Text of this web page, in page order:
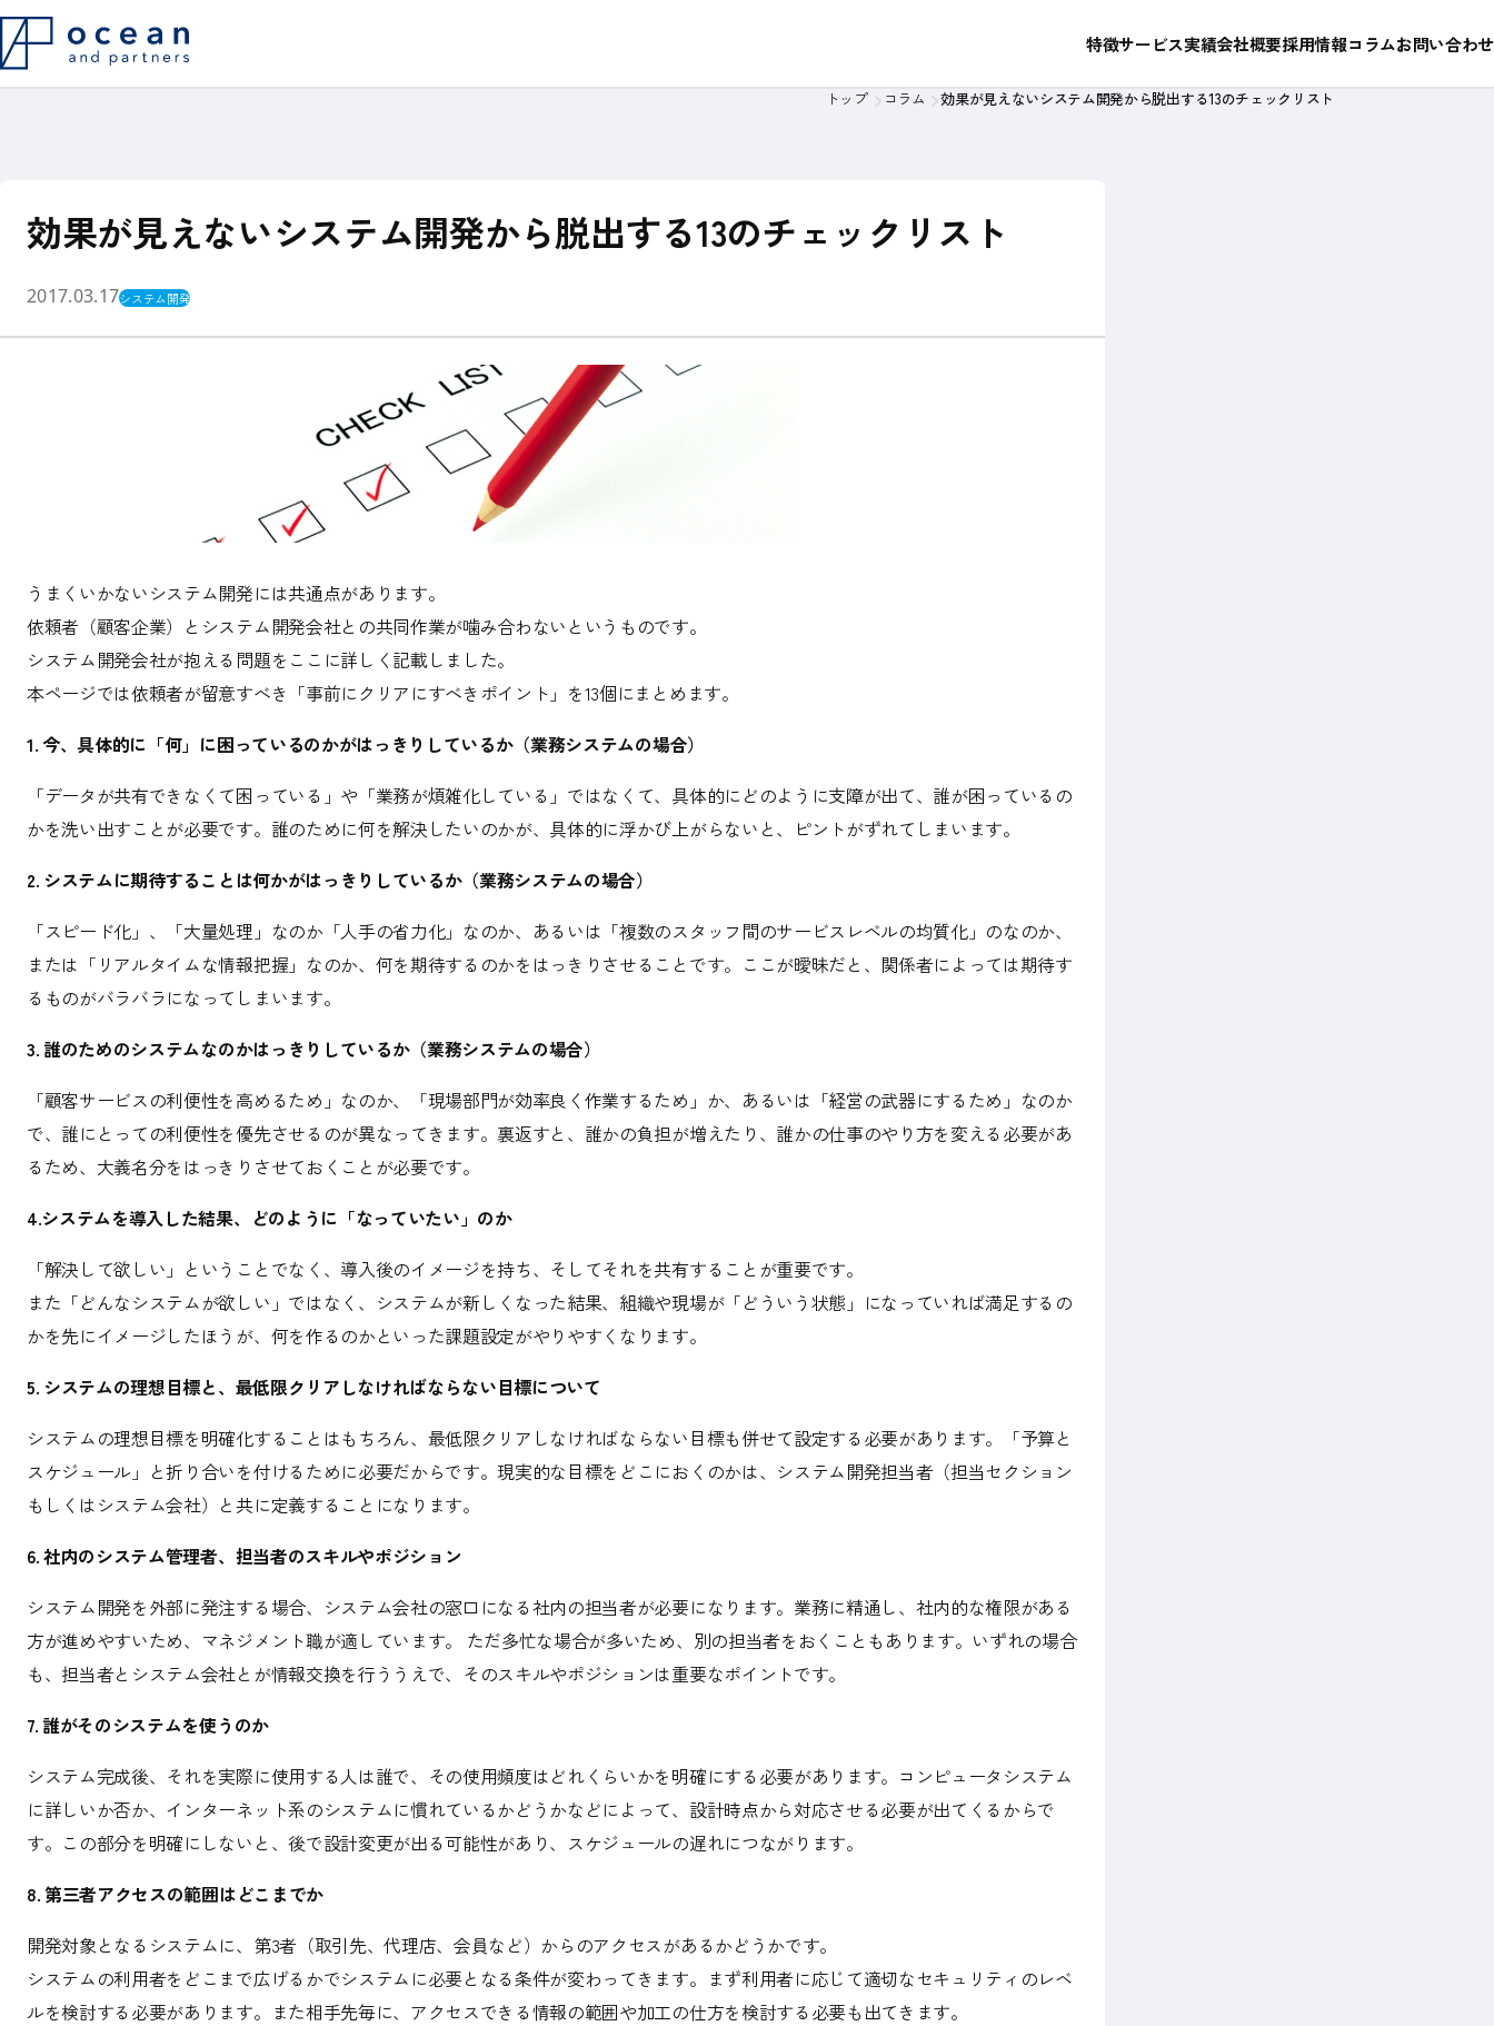
特徴サービス実績会社概要採用情報コラムお問い合わせ
このようなシーンで 私たちが選ばれ続けている理由
他社との違い
よくある20のご相談
システム内製化支援 よくある質問 料金の考え方
トップ コラム 効果が見えないシステム開発から脱出する13のチェックリスト
効果が見えないシステム開発から脱出する13のチェックリスト
2017.03.17システム開発
うまくいかないシステム開発には共通点があります。
依頼者（顧客企業）とシステム開発会社との共同作業が噛み合わないというものです。
システム開発会社が抱える問題をここに詳しく記載しました。
本ページでは依頼者が留意すべき「事前にクリアにすべきポイント」を13個にまとめます。
1. 今、具体的に「何」に困っているのかがはっきりしているか（業務システムの場合）
「データが共有できなくて困っている」や「業務が煩雑化している」ではなくて、具体的にどのように支障が出て、誰が困っているの
かを洗い出すことが必要です。誰のために何を解決したいのかが、具体的に浮かび上がらないと、ピントがずれてしまいます。
2. システムに期待することは何かがはっきりしているか（業務システムの場合）
「スピード化」、「大量処理」なのか「人手の省力化」なのか、あるいは「複数のスタッフ間のサービスレベルの均質化」のなのか、
または「リアルタイムな情報把握」なのか、何を期待するのかをはっきりさせることです。ここが曖昧だと、関係者によっては期待す
るものがバラバラになってしまいます。
3. 誰のためのシステムなのかはっきりしているか（業務システムの場合）
「顧客サービスの利便性を高めるため」なのか、「現場部門が効率良く作業するため」か、あるいは「経営の武器にするため」なのか
で、誰にとっての利便性を優先させるのが異なってきます。裏返すと、誰かの負担が増えたり、誰かの仕事のやり方を変える必要があ
るため、大義名分をはっきりさせておくことが必要です。
4.システムを導入した結果、どのように「なっていたい」のか
「解決して欲しい」ということでなく、導入後のイメージを持ち、そしてそれを共有することが重要です。
また「どんなシステムが欲しい」ではなく、システムが新しくなった結果、組織や現場が「どういう状態」になっていれば満足するの
かを先にイメージしたほうが、何を作るのかといった課題設定がやりやすくなります。
5. システムの理想目標と、最低限クリアしなければならない目標について
システムの理想目標を明確化することはもちろん、最低限クリアしなければならない目標も併せて設定する必要があります。「予算と
スケジュール」と折り合いを付けるために必要だからです。現実的な目標をどこにおくのかは、システム開発担当者（担当セクション
もしくはシステム会社）と共に定義することになります。
6. 社内のシステム管理者、担当者のスキルやポジション
システム開発を外部に発注する場合、システム会社の窓口になる社内の担当者が必要になります。業務に精通し、社内的な権限がある
方が進めやすいため、マネジメント職が適しています。 ただ多忙な場合が多いため、別の担当者をおくこともあります。いずれの場合
も、担当者とシステム会社とが情報交換を行ううえで、そのスキルやポジションは重要なポイントです。
7. 誰がそのシステムを使うのか
システム完成後、それを実際に使用する人は誰で、その使用頻度はどれくらいかを明確にする必要があります。コンピュータシステム
に詳しいか否か、インターネット系のシステムに慣れているかどうかなどによって、設計時点から対応させる必要が出てくるからで
す。この部分を明確にしないと、後で設計変更が出る可能性があり、スケジュールの遅れにつながります。
8. 第三者アクセスの範囲はどこまでか
開発対象となるシステムに、第3者（取引先、代理店、会員など）からのアクセスがあるかどうかです。
システムの利用者をどこまで広げるかでシステムに必要となる条件が変わってきます。まず利用者に応じて適切なセキュリティのレベ
ルを検討する必要があります。また相手先毎に、アクセスできる情報の範囲や加工の仕方を検討する必要も出てきます。